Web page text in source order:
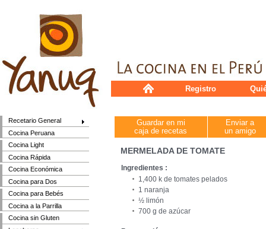
Recetario General
Cocina Peruana
Cocina Light
Cocina Rápida
Cocina Económica
Cocina para Dos
Cocina para Bebés
Cocina a la Parrilla
Cocina sin Gluten
Registro
Guardar en mi
caja de recetas
Enviar a
un amigo
MERMELADA DE TOMATE
Ingredientes :
1,400 k de tomates pelados
1 naranja
½ limón
700 g de azúcar